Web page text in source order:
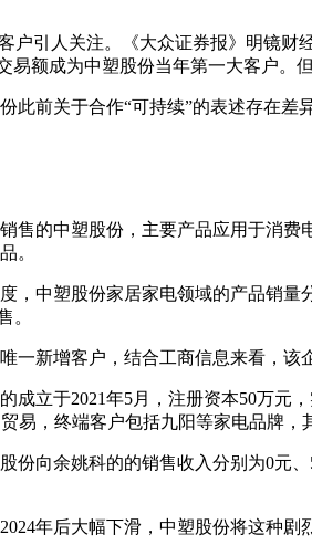
户引人关注。《大众证券报》明镜
易额成为中塑股份当年第一大客户。
此前关于合作“可持续”的表述存在
售的中塑股份，主要产品应用于消
。
，中塑股份家居家电领域的产品销
。
一新增客户，结合工商信息来看，该
成立于2021年5月，注册资本50万元
易，终端客户包括九阳等家电品牌
份向余姚科的的销售收入分别为0元
年后大幅下滑，中塑股份将这种